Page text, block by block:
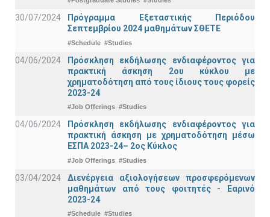
30/07/2024
Πρόγραμμα Εξεταστικής Περιόδου
Σεπτεμβρίου 2024 μαθημάτων ΣΘΕΤΕ
#Schedule #Studies
04/06/2024
Πρόσκληση εκδήλωσης ενδιαφέροντος για
πρακτική άσκηση 2ου κύκλου με
χρηματοδότηση από τους ίδιους τους φορείς
2023-24
#Job Offerings #Studies
04/06/2024
Πρόσκληση εκδήλωσης ενδιαφέροντος για
πρακτική άσκηση με χρηματοδότηση μέσω
ΕΣΠΑ 2023-24– 2ος Κύκλος
#Job Offerings #Studies
03/04/2024
Διενέργεια αξιολογήσεων προσφερόμενων
μαθημάτων από τους φοιτητές - Εαρινό
2023-24
#Schedule #Studies